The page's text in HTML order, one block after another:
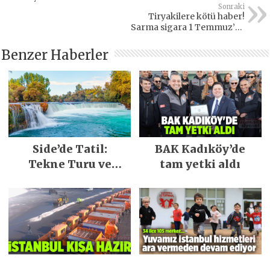
Sonraki
Tiryakilere kötü haber!
Sarma sigara 1 Temmuz’da
Benzer Haberler
Side’de Tatil:
Tekne Turu ve
BAK Kadıköy’de
tam yetki aldı